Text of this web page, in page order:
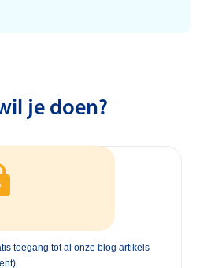
je doen?
toegang tot al onze blog artikels